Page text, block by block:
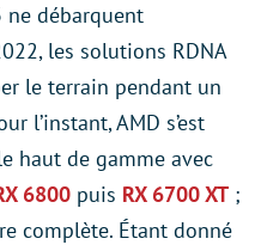
ne débarquent
les solutions RDNA
le terrain pendant un
l’instant, AMD s’est
haut de gamme avec
6800 puis RX 6700 XT ;
complète. Étant donné